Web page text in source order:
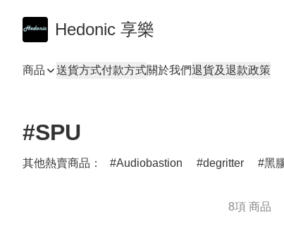
Hedonic 享樂
商品 送貨方式付款方式關於我們退貨及退款政策
#SPU
其他熱賣商品： Audiobastion degritter 黑
8項 商品